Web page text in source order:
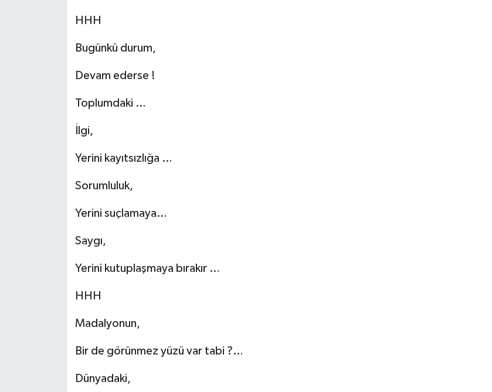
HHH
Bugünkü durum,
Devam ederse !
Toplumdaki …
İlgi,
Yerini kayıtsızlığa …
Sorumluluk,
Yerini suçlamaya…
Saygı,
Yerini kutuplaşmaya bırakır …
HHH
Madalyonun,
Bir de görünmez yüzü var tabi ?…
Dünyadaki,